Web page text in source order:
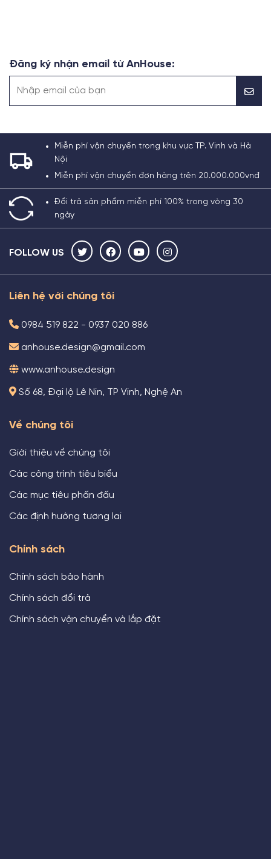
Đăng ký nhận email từ AnHouse:
Miễn phí vận chuyển trong khu vực TP. Vinh và Hà
Nội
Miễn phí vận chuyển đơn hàng trên 20.000.000vnđ
Đổi trả sản phẩm miễn phí 100% trong vòng 30
ngày
FOLLOW US
Liên hệ với chúng tôi
0984 519 822 - 0937 020 886
anhouse.design@gmail.com
www.anhouse.design
Số 68, Đại lộ Lê Nin, TP Vinh, Nghệ An
Về chúng tôi
Giới thiệu về chúng tôi
Các công trình tiêu biểu
Các mục tiêu phấn đấu
Các định hướng tương lai
Chính sách
Chính sách bảo hành
Chính sách đổi trả
Chính sách vận chuyển và lắp đặt